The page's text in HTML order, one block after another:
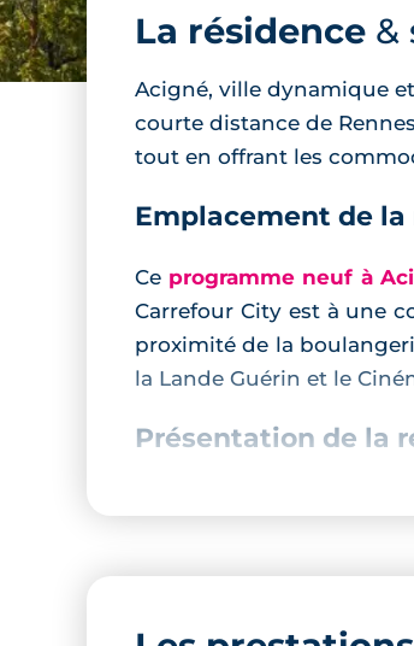
La résidence &
Acigné, ville dynamique
courte distance de
tout en offrant les
Emplacement de la
Ce programme neuf à
Carrefour City est à une
proximité de la
la Lande Guérin et le
Présentation de la
Cette résidence